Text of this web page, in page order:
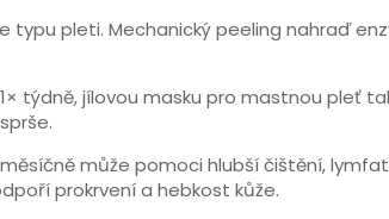
typu pleti. Mechanický peeling nahraď
týdně, jílovou masku pro mastnou pleť
může pomoci hlubší čištění,
prokrvení a hebkost kůže.